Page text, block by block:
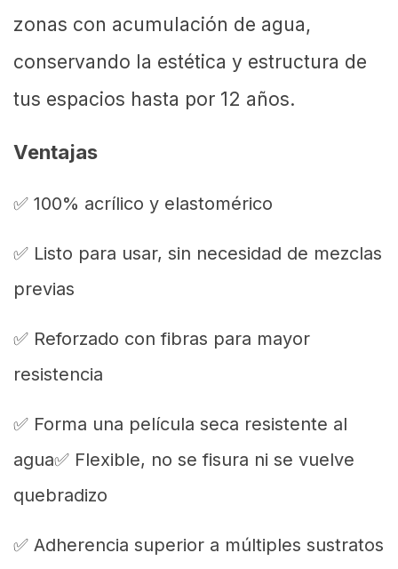
zonas con acumulación de agua,
conservando la estética y estructura de
tus espacios hasta por 12 años.
Ventajas
✅ 100% acrílico y elastomérico
✅ Listo para usar, sin necesidad de mezclas
previas
✅ Reforzado con fibras para mayor
resistencia
✅ Forma una película seca resistente al
agua✅ Flexible, no se fisura ni se vuelve
quebradizo
✅ Adherencia superior a múltiples sustratos